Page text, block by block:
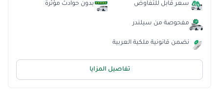
سعر قابل للتفاوض
مفحوصة من سيلندر
نضمن قانونية ملكية العربية
بدون حوادث مؤثرة
تفاصيل المزايا